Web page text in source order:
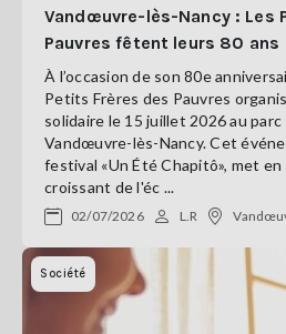
Vandœuvre-lès-Nancy : Les
Pauvres fêtent leurs 80 ans
À l’occasion de son 80e
Petits Frères des Pauvres
solidaire le 15 juillet 2026 au
Vandœuvre-lès-Nancy. Cet
festival «Un Été Chapitô», met en
croissant de l'éc ...
02/07/2026 L.R
Société